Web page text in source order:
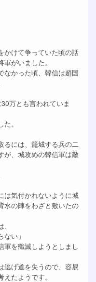
かけて争っていた頃の話
がいました。
なかった頃、韓信は趙国
万とも言われていま
。
るには、籠城する兵の二
が、城攻めの韓信軍は敵
は気付かれないように城
水の陣をわざと敷いたの
い」
軍を殲滅しようとしまし
逃げ道を失うので、容易
たようです。